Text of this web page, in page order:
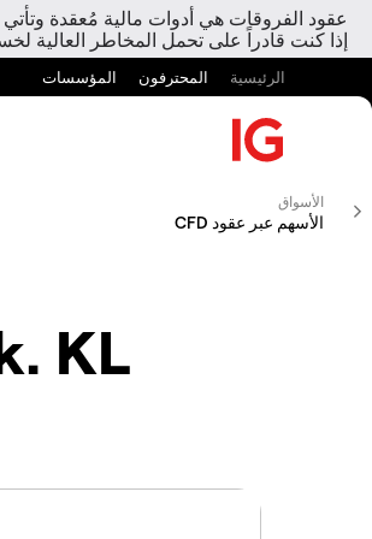
عقود الفروقات هي أدوات مالية مُعقدة
إذا كنت قادراً على تحمل المخاطر العالية
الرئيسية المحترفون المؤسسات
الأسواق
الأسهم عبر عقود CFD
KL